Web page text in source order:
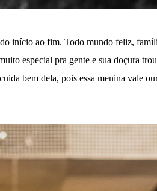
início ao fim. Todo mundo feliz,
especial pra gente e sua doçura
bem dela, pois essa menina vale